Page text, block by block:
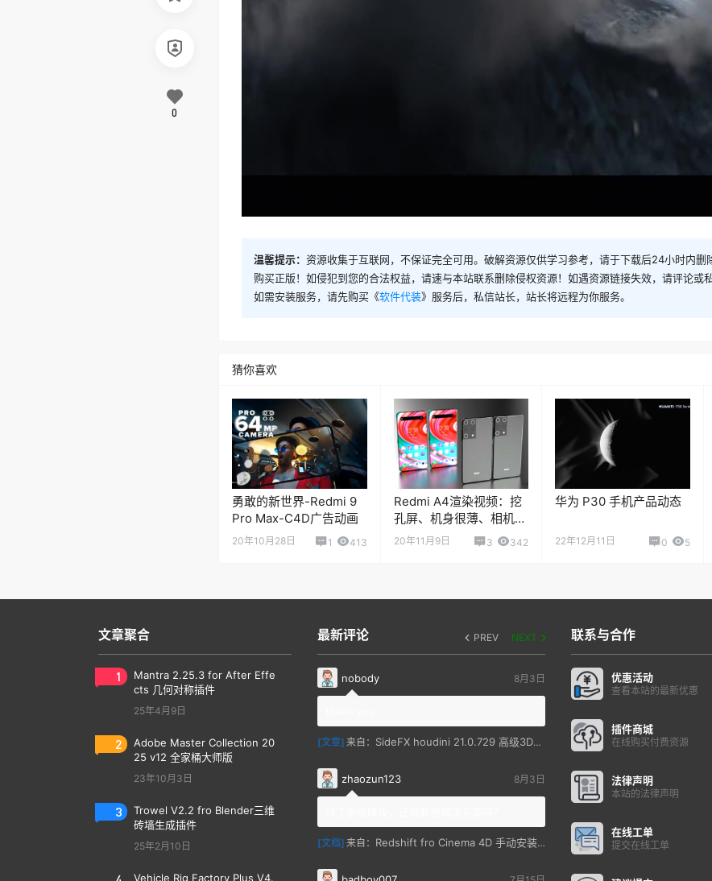
温馨提示： 资源收集于互联网，不保证完全可用。破解资源仅供学习参考，请于下载后24小时内删
购买正版！如侵犯到您的合法权益，请速与本站联系删除侵权资源！如遇资源链接失效，请评论或
如需安装服务，请先购买《软件代装》服务后，私信站长，站长将远程为你服务。
0
猜你喜欢
勇敢的新世界-Redmi 9
Pro Max-C4D广告动画
20年10月28日 1 413
Redmi A4渲染视频：挖
孔屏、机身很薄、相机很
帅
20年11月9日 3 342
华为 P30 手机产品动态
22年12月11日 0 5
文章聚合
1
Mantra 2.25.3 for After Effe
cts 几何对称插件
25年4月9日
2
Adobe Master Collection 20
25 v12 全家桶大师版
23年10月3日
3
Trowel V2.2 fro Blender三维
砖墙生成插件
25年2月10日
Vehicle Rig Factory Plus V4.
最新评论 PREV NEXT
nobody 8月3日
[文章] 来自： SideFX houdini 21.0.729 高级3D特效软件
zhaozun123 8月3日
[文档] 来自： Redshift fro Cinema 4D 手动安装教程
联系与合作
优惠活动
查看本站的最新优惠
插件商城
在线购买付费资源
法律声明
本站的法律声明
在线工单
提交在线工单